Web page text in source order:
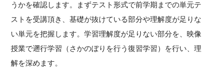
うかを確認します。まずテスト形式で前学期までの単元テ
ストを受講頂き、基礎が抜けている部分や理解度が足りな
い単元を把握します。学習理解度が足りない部分を、映像
授業で遡行学習（さかのぼりを行う復習学習）を行い、理
解を深めます。